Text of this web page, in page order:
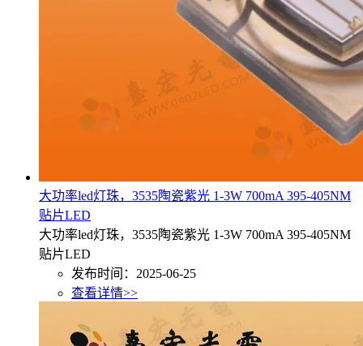
大功率led灯珠，3535陶瓷紫光 1-3W 700mA 395-405NM
贴片LED
大功率led灯珠，3535陶瓷紫光 1-3W 700mA 395-405NM
贴片LED
发布时间：2025-06-25
查看详情>>